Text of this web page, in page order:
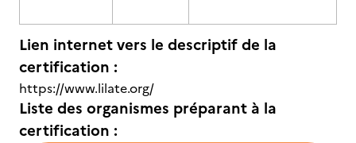
Lien internet vers le descriptif de la
certification :
https://www.lilate.org/
Liste des organismes préparant à la
certification :